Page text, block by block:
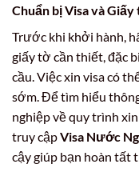
Chuẩn bị Visa và
Trước khi khởi hành,
giấy tờ cần thiết, đặc
cầu. Việc xin visa có
sớm. Để tìm hiểu
nghiệp về quy trình
truy cậpVisa Nước
cậy giúp bạn hoàn tất